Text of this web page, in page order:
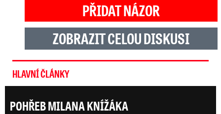
PŘIDAT NÁZOR
ZOBRAZIT CELOU DISKUSI
HLAVNÍ ČLÁNKY
POHŘEB MILANA KNÍŽÁKA